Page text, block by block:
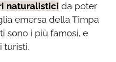
naturalistici da poter
emersa della Timpa
sono i più famosi, e
turisti.